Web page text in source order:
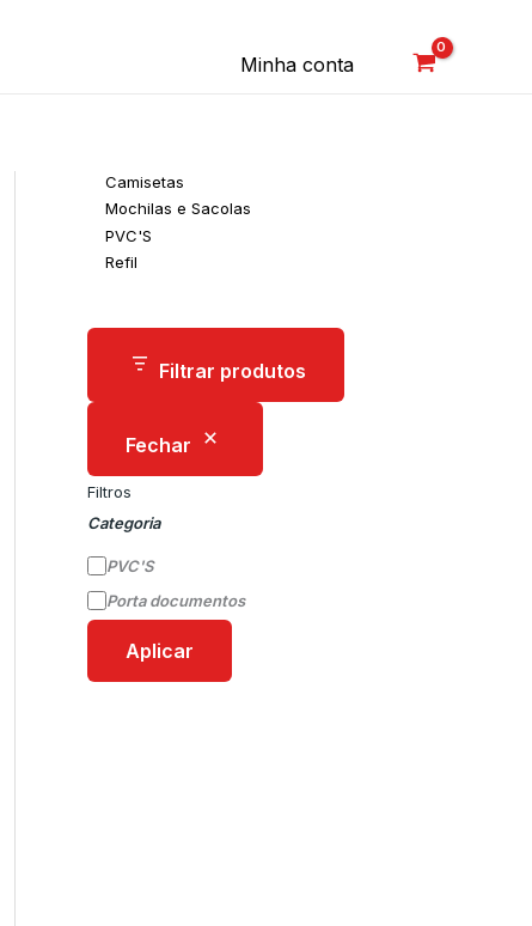
Minha conta
Camisetas
Mochilas e Sacolas
PVC'S
Refil
Filtrar produtos
Fechar
Filtros
Categoria
PVC'S
Porta documentos
Aplicar